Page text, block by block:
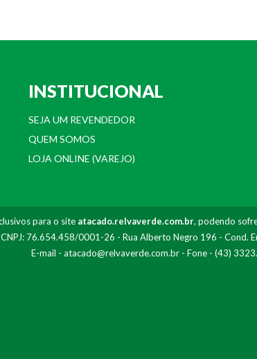
INSTITUCIONAL
SEJA UM REVENDEDOR
QUEM SOMOS
LOJA ONLINE (VAREJO)
para o site atacado.relvaverde.com.br, podendo
CNPJ: 76.654.458/0001-26 - Rua Alberto Negro 196 - Cond.
E-mail - atacado@relvaverde.com.br- Fone - (43)